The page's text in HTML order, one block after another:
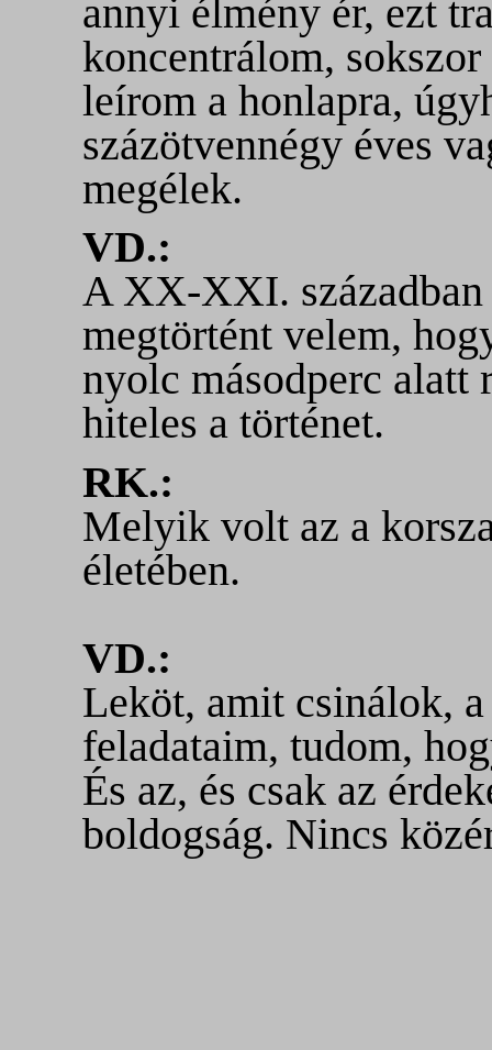
annyi élmény ér, ezt
koncentrálom,
leírom a honlapra,
százötvennégy éves
megélek.
VD.:
A XX-XXI.
megtörtént velem,
nyolc másodperc alatt
hiteles a történet.
RK.:
Melyik volt az a
életében.
VD.:
Leköt, amit csinálok,
feladataim, tudom,
És az, és csak az
boldogság. Nincs